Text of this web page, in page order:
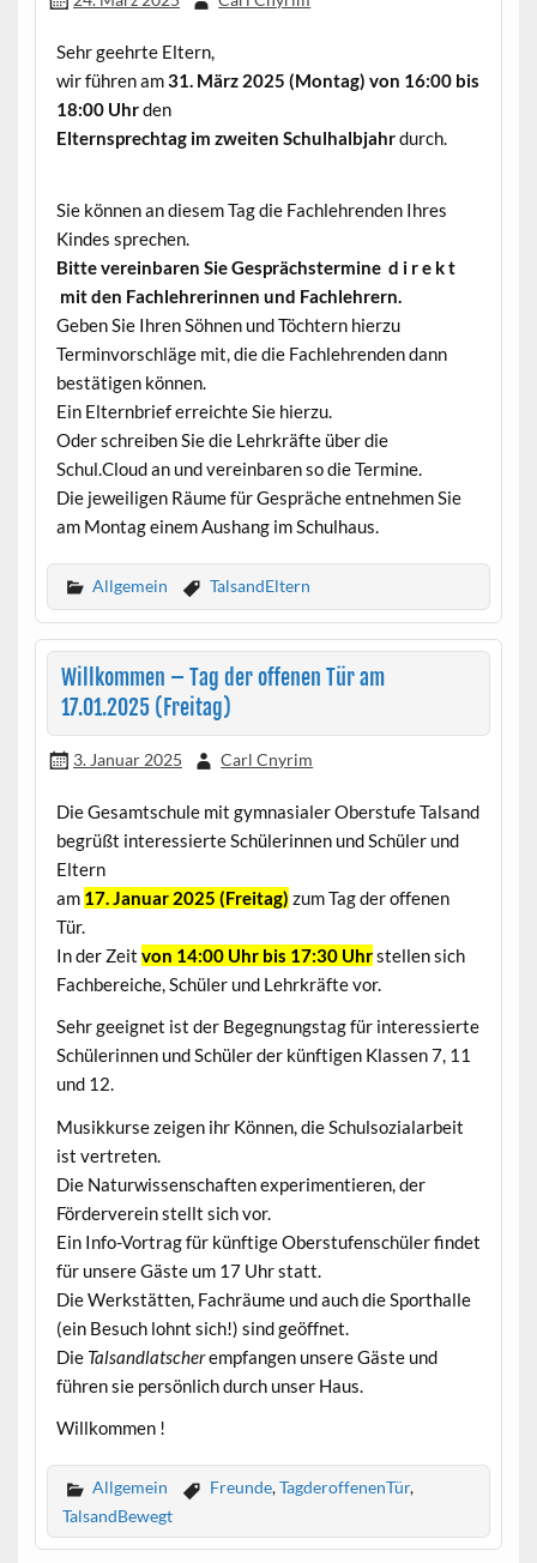
Sehr geehrte Eltern,
wir führen am31. März 2025 (Montag) von 16:00 bis
18:00 Uhrden
Elternsprechtag im zweiten Schulhalbjahrdurch.
Sie können an diesem Tag die Fachlehrenden Ihres
Kindes sprechen.
Bitte vereinbaren Sie Gesprächstermine d i r e k t
mit den Fachlehrerinnen und Fachlehrern.
Geben Sie Ihren Söhnen und Töchtern hierzu
Terminvorschläge mit, die die Fachlehrenden dann
bestätigen können.
Ein Elternbrief erreichte Sie hierzu.
Oder schreiben Sie die Lehrkräfte über die
Schul.Cloud an und vereinbaren so die Termine.
Die jeweiligen Räume für Gespräche entnehmen Sie
am Montag einem Aushang im Schulhaus.
Allgemein TalsandEltern
Willkommen – Tag der offenen Tür am
17.01.2025 (Freitag)
3. Januar 2025 Carl Cnyrim
Die Gesamtschule mit gymnasialer Oberstufe Talsand
begrüßt interessierte Schülerinnen und Schüler und
Eltern
am 17. Januar 2025 (Freitag) zum Tag der offenen
Tür.
In der Zeit von 14:00 Uhr bis 17:30 Uhrstellen sich
Fachbereiche, Schüler und Lehrkräfte vor.
Sehr geeignet ist der Begegnungstag für interessierte
Schülerinnen und Schüler der künftigen Klassen 7, 11
und 12.
Musikkurse zeigen ihr Können, die Schulsozialarbeit
ist vertreten.
Die Naturwissenschaften experimentieren, der
Förderverein stellt sich vor.
Ein Info-Vortrag für künftige Oberstufenschüler findet
für unsere Gäste um 17 Uhr statt.
Die Werkstätten, Fachräume und auch die Sporthalle
(ein Besuch lohnt sich!) sind geöffnet.
Die Talsandlatscherempfangen unsere Gäste und
führen sie persönlich durch unser Haus.
Willkommen !
Allgemein Freunde,TagderoffenenTür,
TalsandBewegt